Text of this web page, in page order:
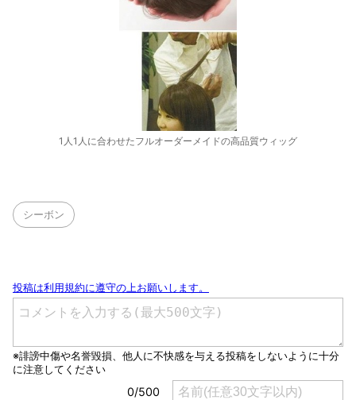
1人1人に合わせたフルオーダーメイドの高品質ウィッグ
シーボン